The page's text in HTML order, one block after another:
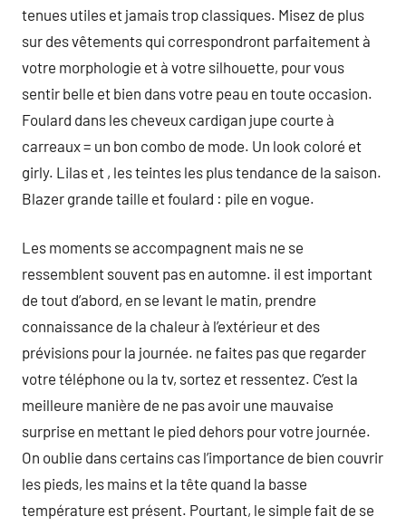
tenues utiles et jamais trop classiques. Misez de plus
sur des vêtements qui correspondront parfaitement à
votre morphologie et à votre silhouette, pour vous
sentir belle et bien dans votre peau en toute occasion.
Foulard dans les cheveux cardigan jupe courte à
carreaux = un bon combo de mode. Un look coloré et
girly. Lilas et , les teintes les plus tendance de la saison.
Blazer grande taille et foulard : pile en vogue.
Les moments se accompagnent mais ne se
ressemblent souvent pas en automne. il est important
de tout d’abord, en se levant le matin, prendre
connaissance de la chaleur à l’extérieur et des
prévisions pour la journée. ne faites pas que regarder
votre téléphone ou la tv, sortez et ressentez. C’est la
meilleure manière de ne pas avoir une mauvaise
surprise en mettant le pied dehors pour votre journée.
On oublie dans certains cas l’importance de bien couvrir
les pieds, les mains et la tête quand la basse
température est présent. Pourtant, le simple fait de se